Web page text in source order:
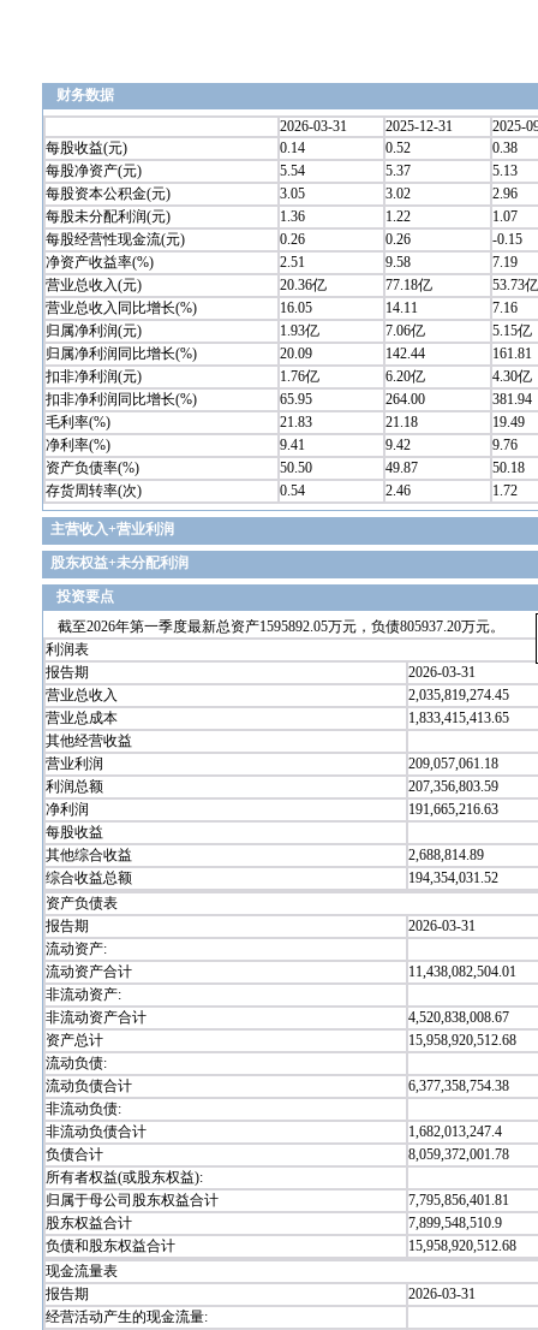
财务数据
2026-03-31
2025-12-31
2025-
每股收益(元)
0.14 0.52
0.38
每股净资产(元)
5.54 5.37
5.13
每股资本公积金(元)
3.05 3.02
2.96
每股未分配利润(元)
1.36 1.22
1.07
每股经营性现金流(元)
0.26 0.26
-0.15
净资产收益率(%)
2.51 9.58
7.19
营业总收入(元)
20.36亿 77.18亿
53.73亿
营业总收入同比增长(%)
16.05 14.11
7.16
归属净利润(元)
1.93亿 7.06亿
5.15亿
归属净利润同比增长(%)
20.09 142.44
161.81
扣非净利润(元)
1.76亿 6.20亿
4.30亿
扣非净利润同比增长(%)
65.95 264.00
381.94
毛利率(%)
21.83 21.18
19.49
净利率(%)
9.41 9.42
9.76
资产负债率(%)
50.50 49.87
50.18
存货周转率(次)
0.54 2.46 1.72
主营收入+营业利润
股东权益+未分配利润
投资要点
截至2026年第一季度最新总资产1595892.05万元，负债805937.20万元。
利润表
报告期
2026-03-31
营业总收入
2,035,819,274.45
营业总成本
1,833,415,413.65
其他经营收益
营业利润
209,057,061.18
利润总额
207,356,803.59
净利润
191,665,216.63
每股收益
其他综合收益
2,688,814.89
综合收益总额
194,354,031.52
资产负债表
报告期
2026-03-31
流动资产:
流动资产合计
11,438,082,504.01
非流动资产:
非流动资产合计
4,520,838,008.67
资产总计
15,958,920,512.68
流动负债:
流动负债合计
6,377,358,754.38
非流动负债:
非流动负债合计
1,682,013,247.4
负债合计
8,059,372,001.78
所有者权益(或股东权益):
归属于母公司股东权益合计
7,795,856,401.81
股东权益合计
7,899,548,510.9
负债和股东权益合计
15,958,920,512.68
现金流量表
报告期
2026-03-31
经营活动产生的现金流量: